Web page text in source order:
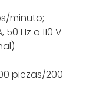
minuto;
Hz o 110 V
piezas/200